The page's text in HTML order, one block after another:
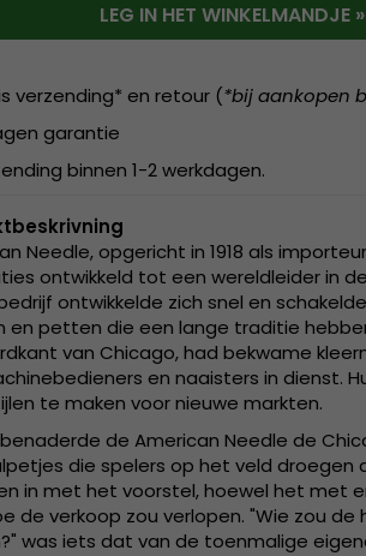
LEG IN HET WINKELMANDJE »
verzending* en retour (*bij aankopen
garantie
binnen 1-2 werkdagen.
Needle, opgericht in 1918 als
ontwikkeld tot een wereldleider in
ontwikkelde zich snel en
en petten die een lange traditie
van Chicago, had bekwame
en naaisters in dienst.
te maken voor nieuwe markten.
benaderde de American Needle de
die spelers op het veld droegen
in met het voorstel, hoewel het met
de verkoop zou verlopen. "Wie zou
was iets dat van de toenmalige